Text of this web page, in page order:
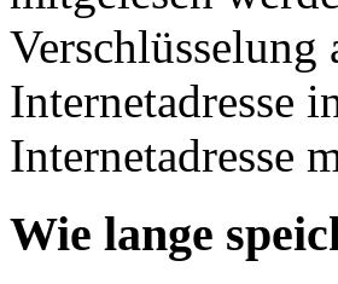
Verschlüsselung
Internetadresse
Internetadresse
Wie lange